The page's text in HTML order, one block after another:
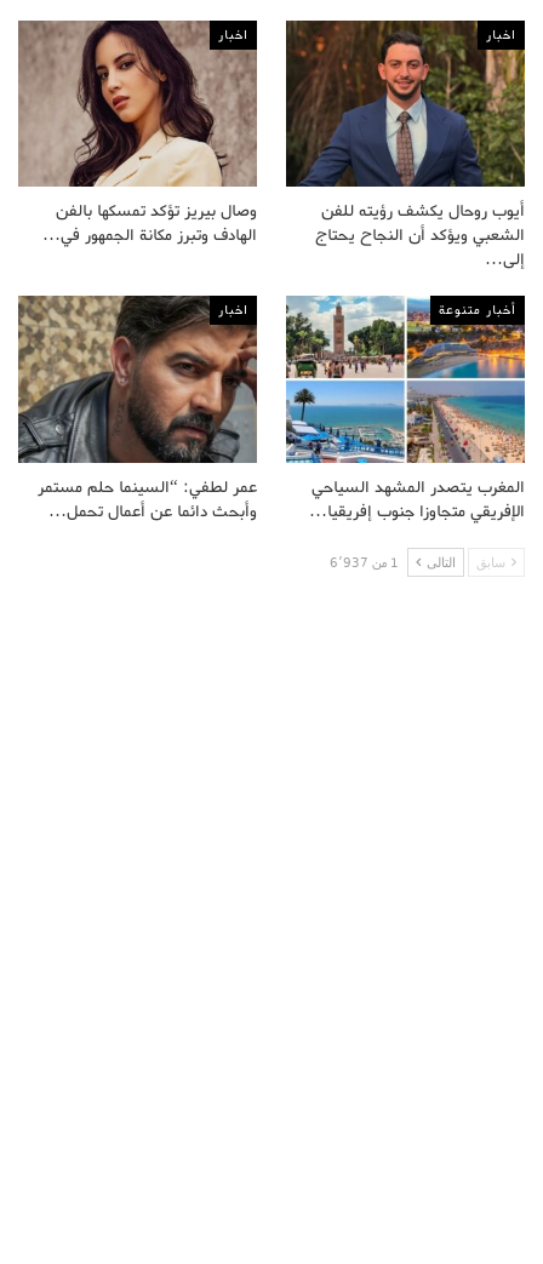
اخبار
أيوب روحال يكشف رؤيته للفن
الشعبي ويؤكد أن النجاح يحتاج
إلى…
اخبار
وصال بيريز تؤكد تمسكها بالفن
الهادف وتبرز مكانة الجمهور في…
أخبار متنوعة
المغرب يتصدر المشهد السياحي
الإفريقي متجاوزا جنوب إفريقيا…
اخبار
عمر لطفي: “السينما حلم مستمر
وأبحث دائما عن أعمال تحمل…
سابق التالى 1 من 6٬937